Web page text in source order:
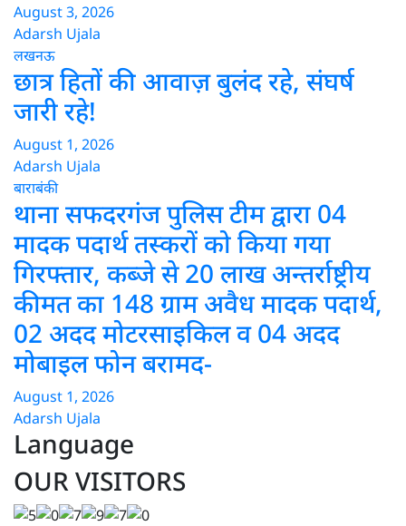
August 3, 2026
Adarsh Ujala
लखनऊ
छात्र हितों की आवाज़ बुलंद रहे, संघर्ष
जारी रहे!
August 1, 2026
Adarsh Ujala
बाराबंकी
थाना सफदरगंज पुलिस टीम द्वारा 04
मादक पदार्थ तस्करों को किया गया
गिरफ्तार, कब्जे से 20 लाख अन्तर्राष्ट्रीय
कीमत का 148 ग्राम अवैध मादक पदार्थ,
02 अदद मोटरसाइकिल व 04 अदद
मोबाइल फोन बरामद-
August 1, 2026
Adarsh Ujala
Language
OUR VISITORS